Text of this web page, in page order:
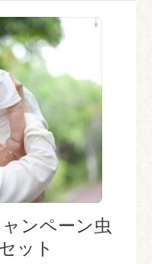
ャンペーン虫
ット